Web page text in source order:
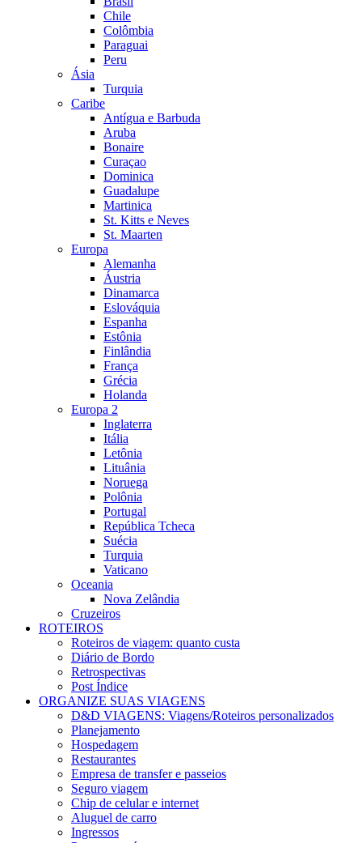
Chile
Colômbia
Paraguai
Peru
Ásia
Turquia
Caribe
Antígua e Barbuda
Aruba
Bonaire
Curaçao
Dominica
Guadalupe
Martinica
St. Kitts e Neves
St. Maarten
Europa
Alemanha
Áustria
Dinamarca
Eslováquia
Espanha
Estônia
Finlândia
França
Grécia
Holanda
Europa 2
Inglaterra
Itália
Letônia
Lituânia
Noruega
Polônia
Portugal
República Tcheca
Suécia
Turquia
Vaticano
Oceania
Nova Zelândia
Cruzeiros
ROTEIROS
Roteiros de viagem: quanto custa
Diário de Bordo
Retrospectivas
Post Índice
ORGANIZE SUAS VIAGENS
D&D VIAGENS: Viagens/Roteiros personalizados
Planejamento
Hospedagem
Restaurantes
Empresa de transfer e passeios
Seguro viagem
Chip de celular e internet
Aluguel de carro
Ingressos